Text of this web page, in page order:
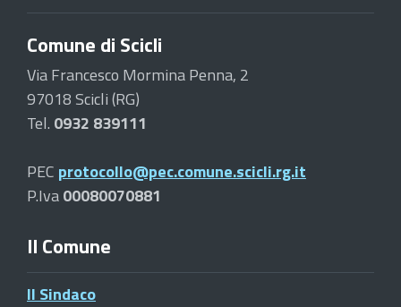
Comune di Scicli
Via Francesco Mormina Penna, 2
97018 Scicli (RG)
Tel. 0932 839111
PEC protocollo@pec.comune.scicli.rg.it
P.Iva00080070881
Il Comune
Il Sindaco